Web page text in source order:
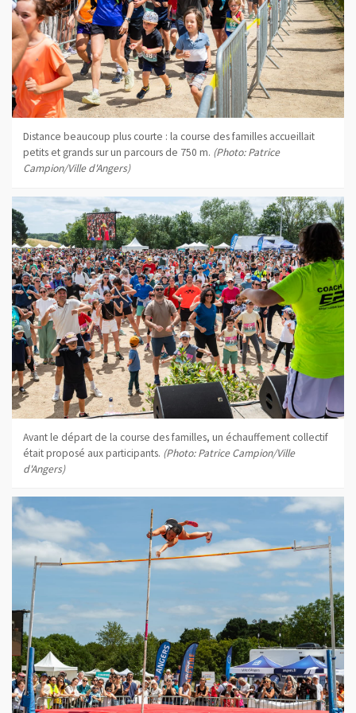
Distance beaucoup plus courte : la course des familles accueillait
petits et grands sur un parcours de 750 m. (Photo: Patrice
Campion/Ville d'Angers)
Avant le départ de la course des familles, un échauffement collectif
était proposé aux participants. (Photo: Patrice Campion/Ville
d'Angers)